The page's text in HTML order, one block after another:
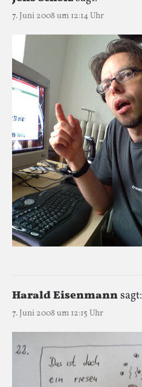
7. Juni 2008 um 12:14 Uhr
Harald Eisenmannsagt:
7. Juni 2008 um 12:15 Uhr